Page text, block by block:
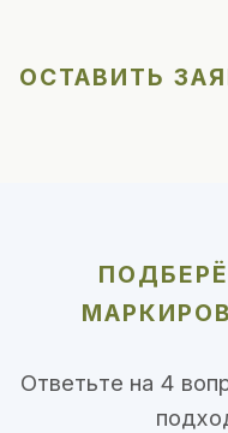
ОСТАВИТЬ
Ответьте на 4